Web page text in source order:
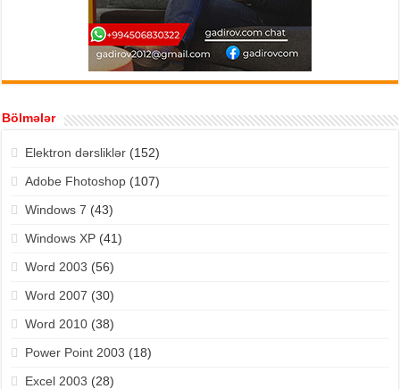
Bölmələr
Elektron dərsliklər(152)
Adobe Fhotoshop(107)
Windows 7 (43)
Windows XP(41)
Word 2003 (56)
Word 2007 (30)
Word 2010(38)
Power Point 2003 (18)
Excel 2003 (28)